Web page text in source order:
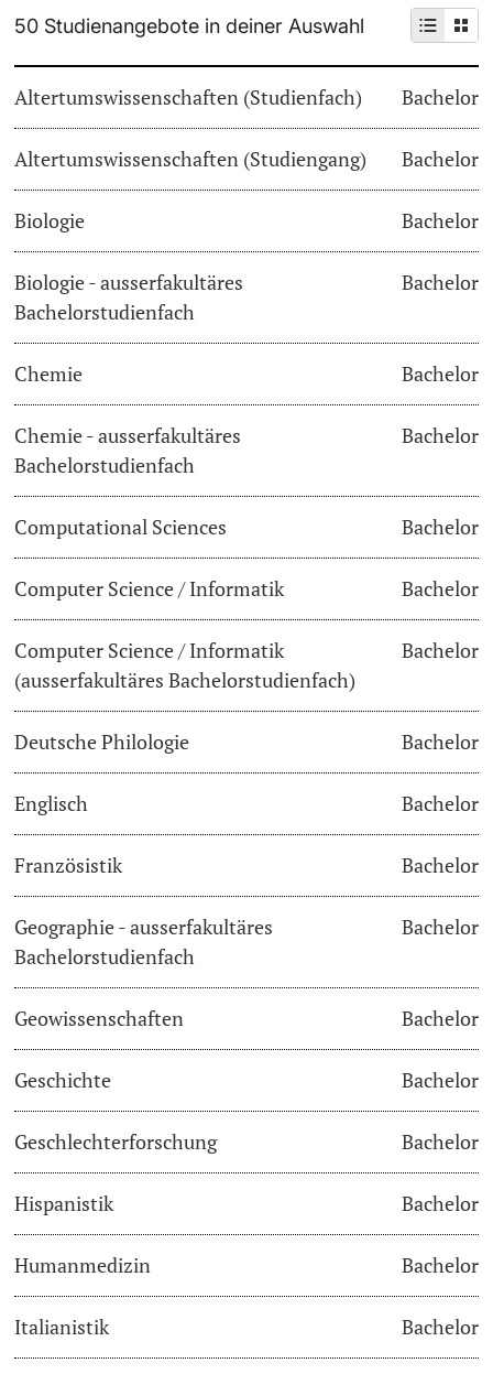
Doktorierende
Fördernde & Alumni
weitere Informationen
Dozierende
Informationen, Veranstaltungen & Schnuppern
Studienberatung
Studienfachberatung
Im Studium
Vorlesungsverzeichnis
Belegen
Termine & Fristen
Dokumente und Verifikation
«Start Smart»-Week
Mobilität
Campus Stories
Hörerinnen/Hörer
Student Life
Beratung & Support
Studienberatung
Studienfinanzierung
Berufseinstieg & Laufbahnberatung
Soziales & Gesundheit
Weiterbildung
Universität
50 Studienangebote in deiner Auswahl
Altertumswissenschaften (Studienfach) Bachelor
Altertumswissenschaften (Studiengang) Bachelor
Biologie Bachelor
Biologie - ausserfakultäres
Bachelorstudienfach
Bachelor
Chemie Bachelor
Chemie - ausserfakultäres
Bachelorstudienfach
Bachelor
Computational Sciences Bachelor
Computer Science / Informatik Bachelor
Computer Science / Informatik
(ausserfakultäres Bachelorstudienfach)
Bachelor
Deutsche Philologie Bachelor
Englisch Bachelor
Französistik Bachelor
Geographie - ausserfakultäres
Bachelorstudienfach
Bachelor
Geowissenschaften Bachelor
Geschichte Bachelor
Geschlechterforschung Bachelor
Hispanistik Bachelor
Humanmedizin Bachelor
Italianistik Bachelor